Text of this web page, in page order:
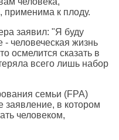
применима к плоду.
заявил: "Я буду
- человеческая жизнь
осмелится сказать в
всего лишь набор
семьи (FPA)
заявление, в котором
человеком,